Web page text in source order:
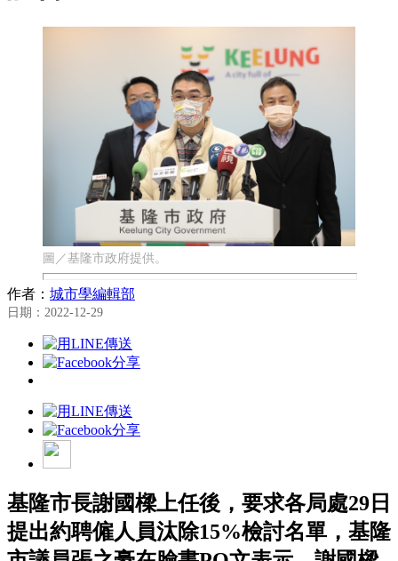
圖／基隆市政府提供。
作者： 城市學編輯部
日期：2022-12-29
基隆市長謝國樑上任後，要求各局處29日
提出約聘僱人員汰除15%檢討名單，基隆